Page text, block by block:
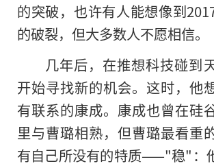
的突破，也许有人能想像到
的破裂，但大多数人不愿相信。
几年后，在推想科技碰到
开始寻找新的机会。这时，他
有联系的康成。康成也曾在硅
里与曹璐相熟，但曹璐最看重
有自己所没有的特质——"稳"：